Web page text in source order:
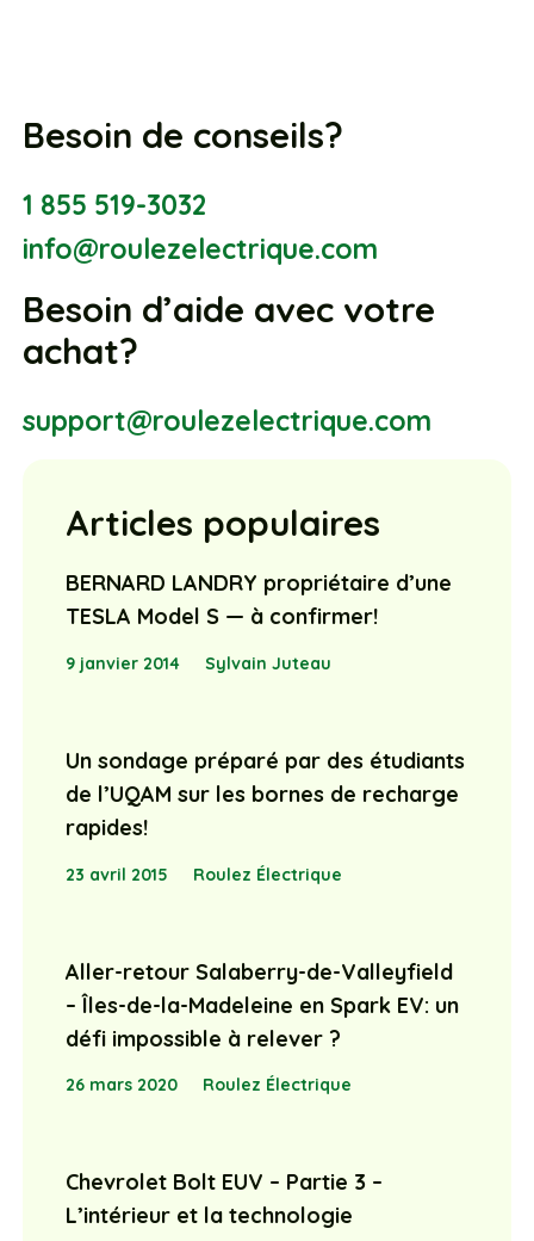
Besoin de conseils?
1 855 519-3032
info@roulezelectrique.com
Besoin d’aide avec votre
achat?
support@roulezelectrique.com
Articles populaires
BERNARD LANDRY propriétaire d’une
TESLA Model S — à confirmer!
9 janvier 2014 Sylvain Juteau
Un sondage préparé par des étudiants
de l’UQAM sur les bornes de recharge
rapides!
23 avril 2015 Roulez Électrique
Aller-retour Salaberry-de-Valleyfield
– Îles-de-la-Madeleine en Spark EV: un
défi impossible à relever ?
26 mars 2020 Roulez Électrique
Chevrolet Bolt EUV – Partie 3 –
L’intérieur et la technologie